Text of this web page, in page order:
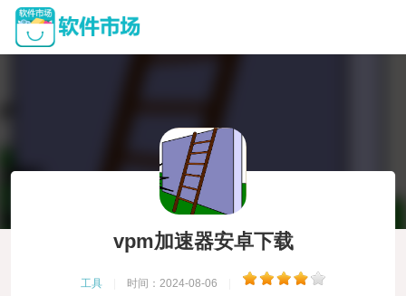
vpm加速器安卓下载
工具 时间：2024-08-06